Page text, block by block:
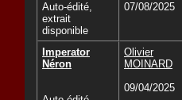
Auto-édité,
extrait
disponible
07/08/2025
Imperator
Néron
Olivier
MOINARD
09/04/2025